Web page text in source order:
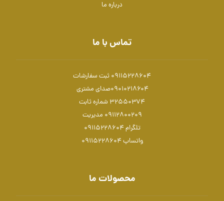
درباره ما
تماس با ما
09115228604 ثبت سفارشات
۰۹۰۱۰۲۱۸۶۰۴صدای مشتری
۳۲۵۵۰۳۷۴ شماره ثابت
۰۹۱۱۲۸۰۰۲۰۹ مدیریت
تلگرام 09115228604
واتساپ 09115228604
محصولات ما